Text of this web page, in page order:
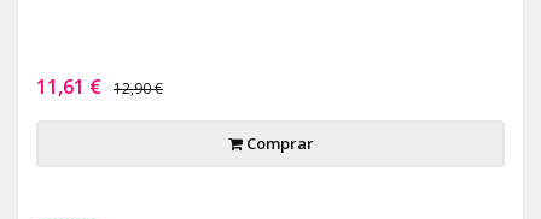
11,61 € 12,90 €
Comprar